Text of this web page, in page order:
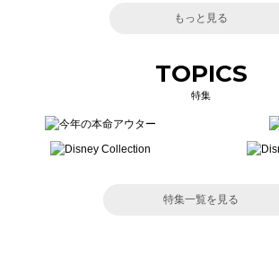
もっと見る
TOPICS
特集
特集一覧を見る